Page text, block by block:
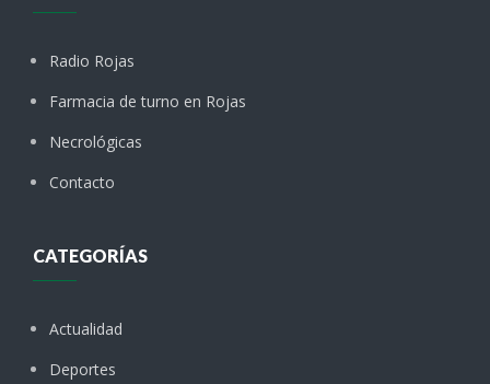
Radio Rojas
Farmacia de turno en Rojas
Necrológicas
Contacto
CATEGORÍAS
Actualidad
Deportes